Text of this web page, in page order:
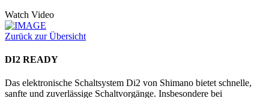
Watch Video
Zurück zur Übersicht
DI2 READY
Das elektronische Schaltsystem Di2 von Shimano bietet schnelle,
sanfte und zuverlässige Schaltvorgänge. Insbesondere bei